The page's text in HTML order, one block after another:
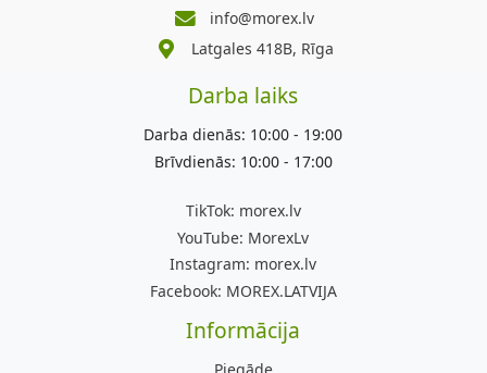
info@morex.lv
Latgales 418B, Rīga
Darba laiks
Darba dienās: 10:00 - 19:00
Brīvdienās: 10:00 - 17:00
TikTok: morex.lv
YouTube: MorexLv
Instagram: morex.lv
Facebook: MOREX.LATVIJA
Informācija